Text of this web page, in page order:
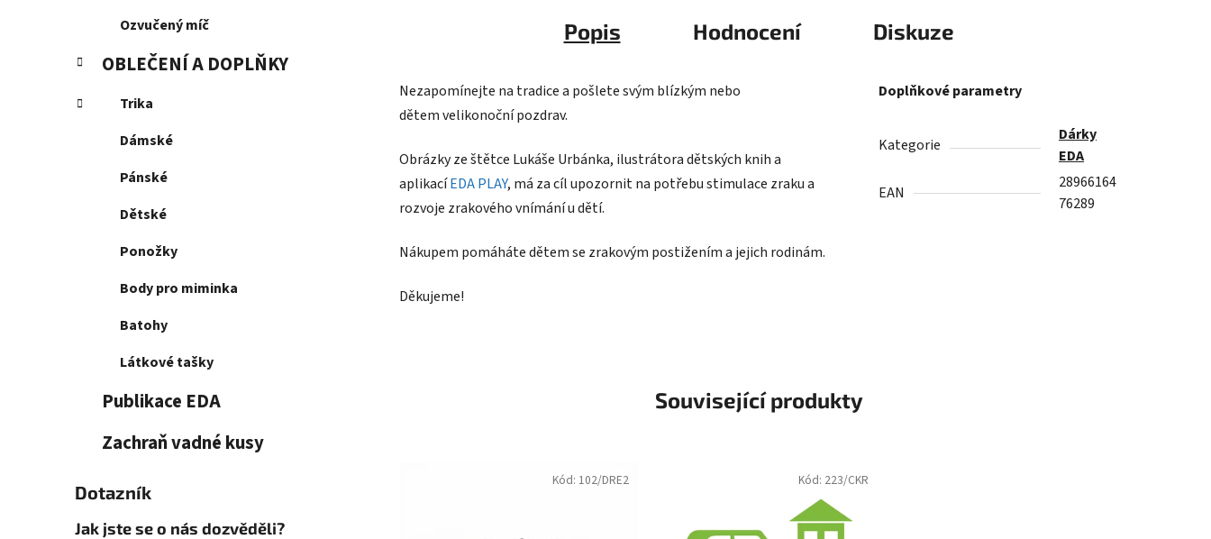
Ozvučený míč
OBLEČENÍ A DOPLŇKY
Trika
Dámské
Pánské
Dětské
Ponožky
Body pro miminka
Batohy
Látkové tašky
Publikace EDA
Zachraň vadné kusy
Dotazník
Jak jste se o nás dozvěděli?
Popis Hodnocení Diskuze
Nezapomínejte na tradice a pošlete svým blízkým nebo
dětemvelikonoční pozdrav.
Obrázky ze štětce Lukáše Urbánka, ilustrátora dětských knih a
aplikacíEDA PLAY, má za cíl upozornit na potřebu stimulace zraku a
rozvoje zrakového vnímání u dětí.
Nákupem pomáháte dětem se zrakovým postižením a jejich rodinám.
Děkujeme!
Doplňkové parametry
Kategorie
Dárky
EDA
EAN
28966164
76289
Související produkty
Kód: 102/DRE2 Kód: 223/CKR